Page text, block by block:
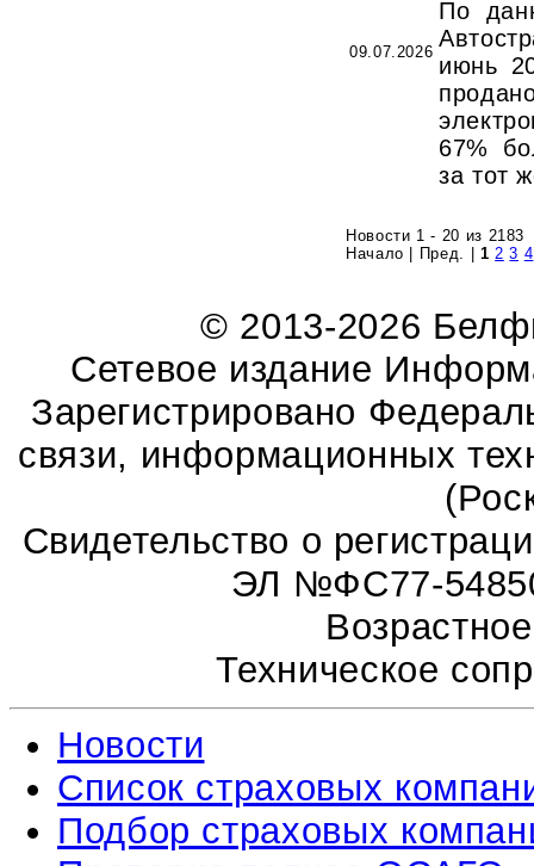
09.07.2026
По
июнь
67%
за тот
Новости 1 - 20 из 2183
Начало | Пред. | 1 2 3 4
© 2013-2026
Сетевое издание
Зарегистрировано
связи, информационных
Свидетельство о
ЭЛ №ФС77-
Техническое
Новости
Список страховых
Подбор страховых